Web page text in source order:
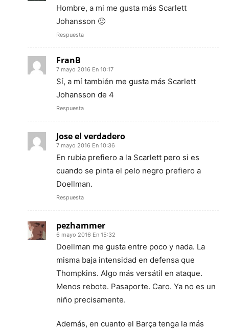
Hombre, a mi me gusta más Scarlett
Johansson 🙂
Respuesta
FranB
7 mayo 2016 En 10:17
Sí, a mí también me gusta más Scarlett
Johansson de 4
Respuesta
Jose el verdadero
7 mayo 2016 En 10:36
En rubia prefiero a la Scarlett pero si es
cuando se pinta el pelo negro prefiero a
Doellman.
Respuesta
pezhammer
6 mayo 2016 En 15:32
Doellman me gusta entre poco y nada. La
misma baja intensidad en defensa que
Thompkins. Algo más versátil en ataque.
Menos rebote. Pasaporte. Caro. Ya no es un
niño precisamente.
Además, en cuanto el Barça tenga la más